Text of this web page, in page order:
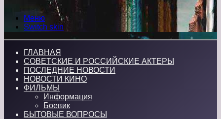
Меню
Switch skin
ГЛАВНАЯ
СОВЕТСКИЕ И РОССИЙСКИЕ АКТЕРЫ
ПОСЛЕДНИЕ НОВОСТИ
НОВОСТИ КИНО
ФИЛЬМЫ
Информация
Боевик
БЫТОВЫЕ ВОПРОСЫ